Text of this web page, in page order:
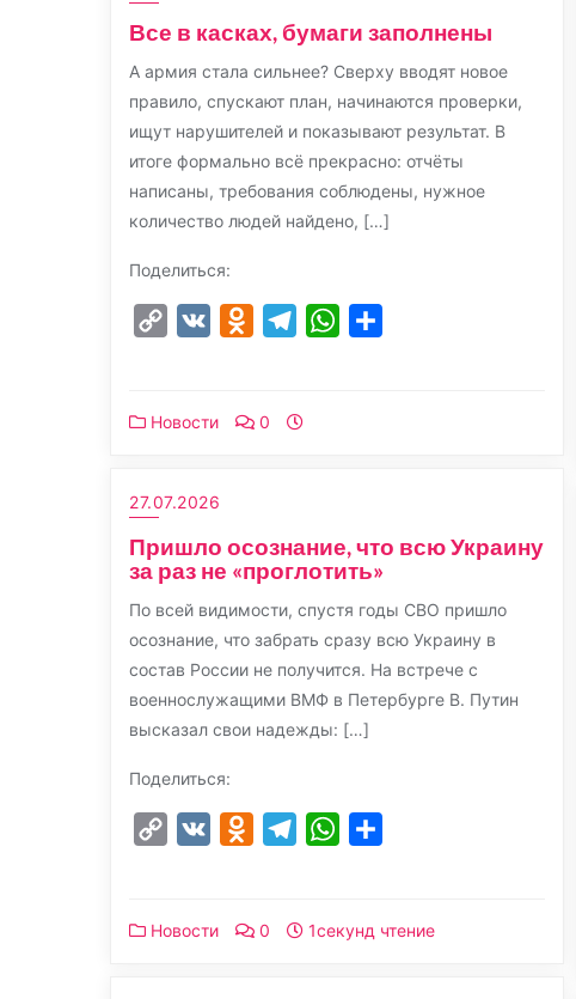
Все в касках, бумаги заполнены
А армия стала сильнее? Сверху вводят новое
правило, спускают план, начинаются проверки,
ищут нарушителей и показывают результат. В
итоге формально всё прекрасно: отчёты
написаны, требования соблюдены, нужное
количество людей найдено, […]
Поделиться:
Copy
VK Odnoklassniki
TelegramWhatsApp
Новости 0
27.07.2026
Пришло осознание, что всю Украину
за раз не «проглотить»
По всей видимости, спустя годы СВО пришло
осознание, что забрать сразу всю Украину в
состав России не получится. На встрече с
военнослужащими ВМФ в Петербурге В. Путин
высказал свои надежды: […]
Поделиться:
Copy
VK Odnoklassniki
TelegramWhatsApp
Новости 0 1секунд чтение